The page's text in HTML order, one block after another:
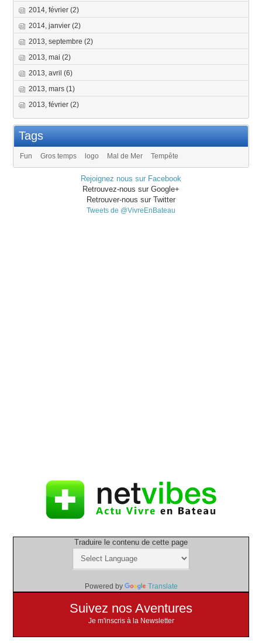
2014, février(2)
2014, janvier(2)
2013, septembre(2)
2013, mai(2)
2013, avril(6)
2013, mars(1)
2013, février(2)
Tags
Fun Gros temps logo Mal de Mer Tempête
Rejoignez nous sur Facebook
Retrouvez-nous sur Google+
Retrouver-nous sur Twitter
Tweets de @VivreEnBateau
Traduire le contenu de cette page
Powered by Translate
Suivez nos Aventures
Je m'inscris à la Newsletter